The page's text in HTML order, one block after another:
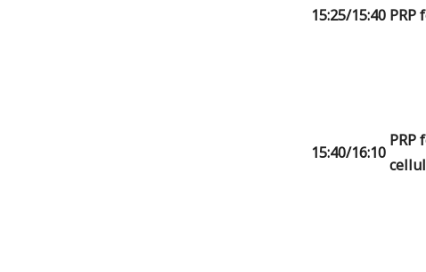
15:25/15:40 PRP
15:40/16:10
PRP